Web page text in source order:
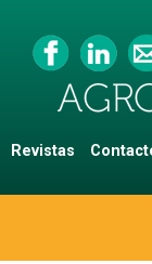
Revistas